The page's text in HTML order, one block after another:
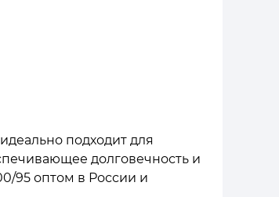
подходит для
долговечность и
95 оптом в России и